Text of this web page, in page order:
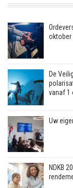
oktober
De
vanaf 1
Uw
NDKB